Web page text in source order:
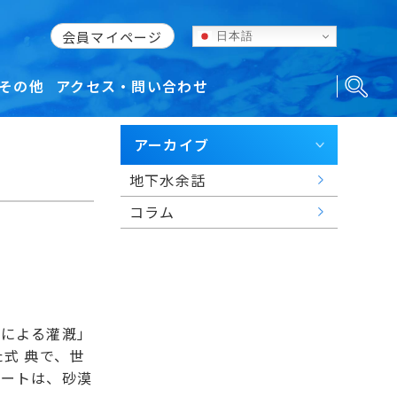
会員マイページ 日本語
の他 アクセス・問い合わせ
よる灌漑」
典で、世
トは、砂漠
アーカイブ
地下水余話
コラム